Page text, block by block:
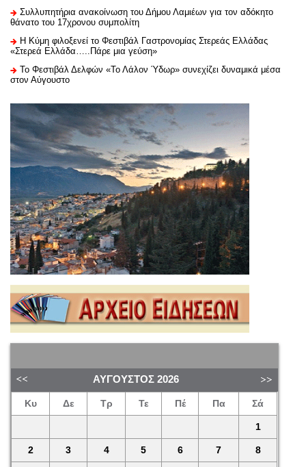
Συλλυπητήρια ανακοίνωση του Δήμου Λαμιέων για τον αδόκητο
θάνατο του 17χρονου συμπολίτη
Η Κύμη φιλοξενεί το Φεστιβάλ Γαστρονομίας Στερεάς Ελλάδας
«Στερεά Ελλάδα…..Πάρε μια γεύση»
Το Φεστιβάλ Δελφών «Το Λάλον Ύδωρ» συνεχίζει δυναμικά μέσα
στον Αύγουστο
ΑΎΓΟΥΣΤΟΣ 2026
Κυ Δε Τρ Τε Πέ Πα Σά
1
2 3 4 5 6 7 8